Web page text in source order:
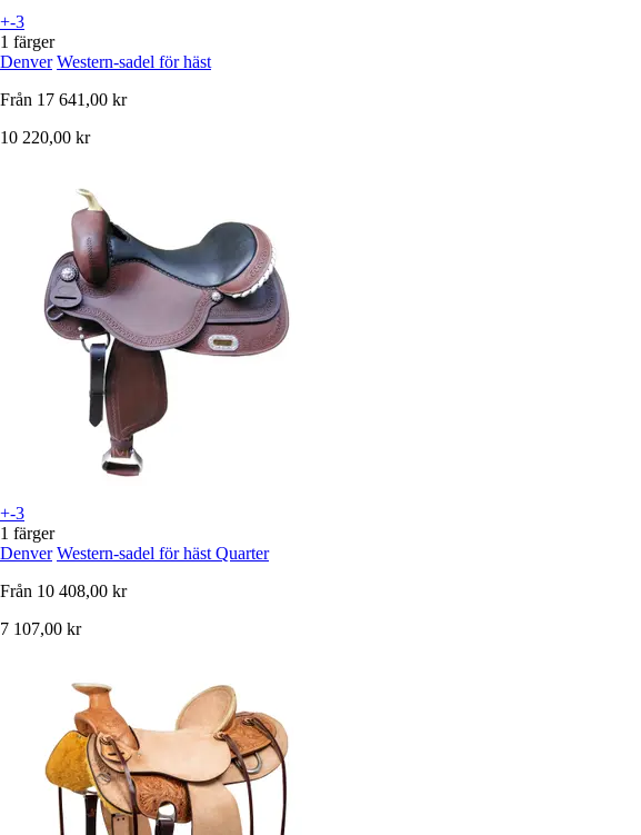
+-3
1 färger
Denver Western-sadel för häst
Från 17 641,00 kr
10 220,00 kr
+-3
1 färger
Denver Western-sadel för häst Quarter
Från 10 408,00 kr
7 107,00 kr